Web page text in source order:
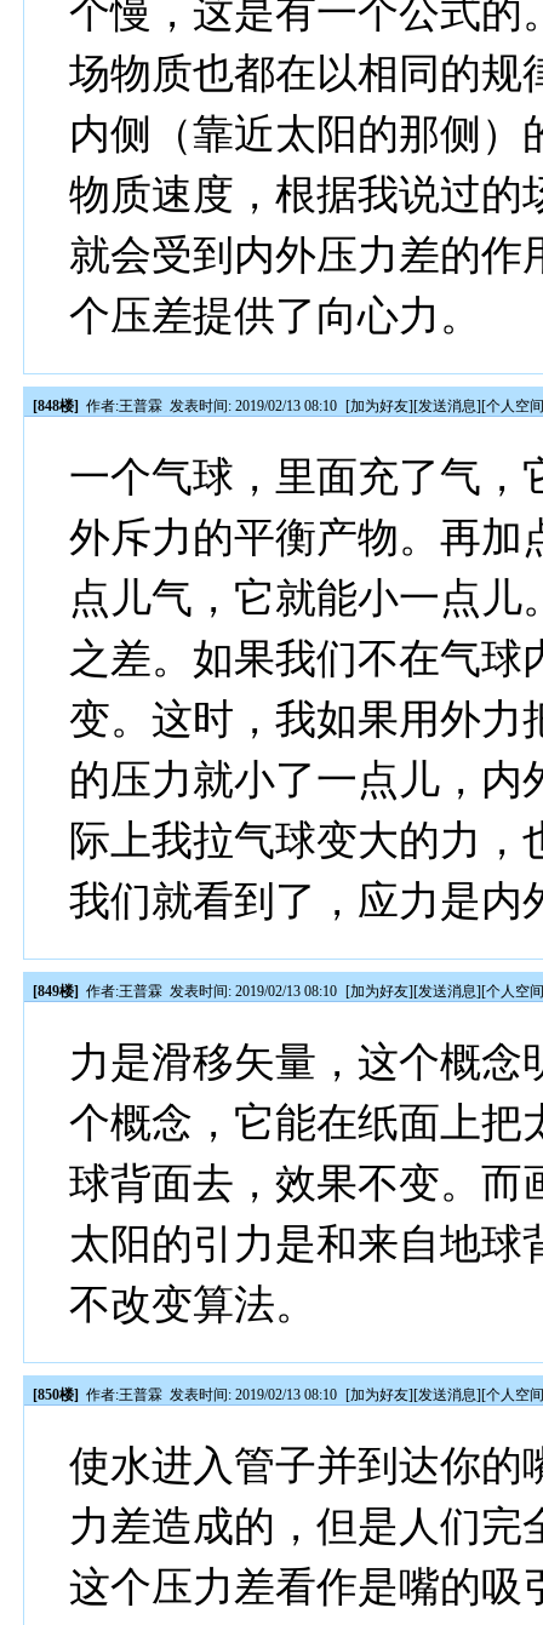
个慢，这是有一个公式的
场物质也都在以相同的规
内侧（靠近太阳的那侧
物质速度，根据我说过的
就会受到内外压力差的作
个压差提供了向心力。
[848楼] 作者:王普霖 发表时间: 2019/02/13 08:10 [加为好友][发送消息][个人空
一个气球，里面充了气，
外斥力的平衡产物。再加
点儿气，它就能小一点
之差。如果我们不在气
变。这时，我如果用外力
的压力就小了一点儿，内
际上我拉气球变大的力
我们就看到了，应力是内
[849楼] 作者:王普霖 发表时间: 2019/02/13 08:10 [加为好友][发送消息][个人空
力是滑移矢量，这个概
个概念，它能在纸面上把
球背面去，效果不变。而
太阳的引力是和来自地球
不改变算法。
[850楼] 作者:王普霖 发表时间: 2019/02/13 08:10 [加为好友][发送消息][个人空
使水进入管子并到达你的
力差造成的，但是人们
这个压力差看作是嘴的吸